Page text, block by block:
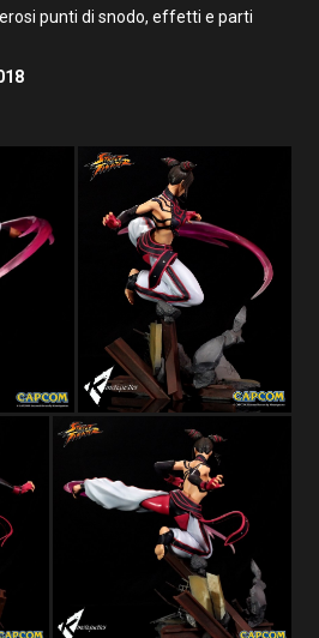
punti di snodo, effetti e parti